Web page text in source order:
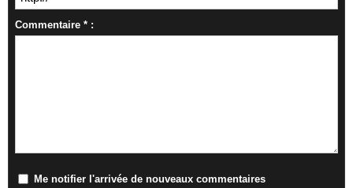
Commentaire * :
Me notifier l'arrivée de nouveaux commentaires